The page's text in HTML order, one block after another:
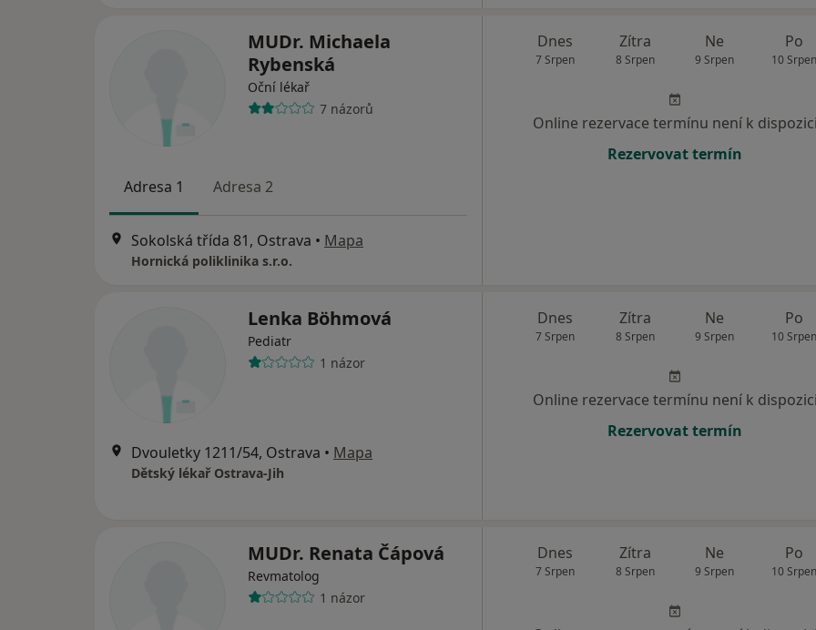
MUDr. Michaela
Rybenská
Oční lékař
7 názorů
Adresa 1 Adresa 2
Sokolská třída 81, Ostrava • Mapa
Hornická poliklinika s.r.o.
Dnes
7 Srpen
Zítra
8 Srpen
Ne
9 Srpen
Po
10 Srpen
Online rezervace termínu není k dispozici
Rezervovat termín
Lenka Böhmová
Pediatr
1 názor
Dvouletky 1211/54, Ostrava • Mapa
Dětský lékař Ostrava-Jih
Dnes
7 Srpen
Zítra
8 Srpen
Ne
9 Srpen
Po
10 Srpen
Online rezervace termínu není k dispozici
Rezervovat termín
MUDr. Renata Čápová
Revmatolog
1 názor
Dnes
7 Srpen
Zítra
8 Srpen
Ne
9 Srpen
Po
10 Srpen